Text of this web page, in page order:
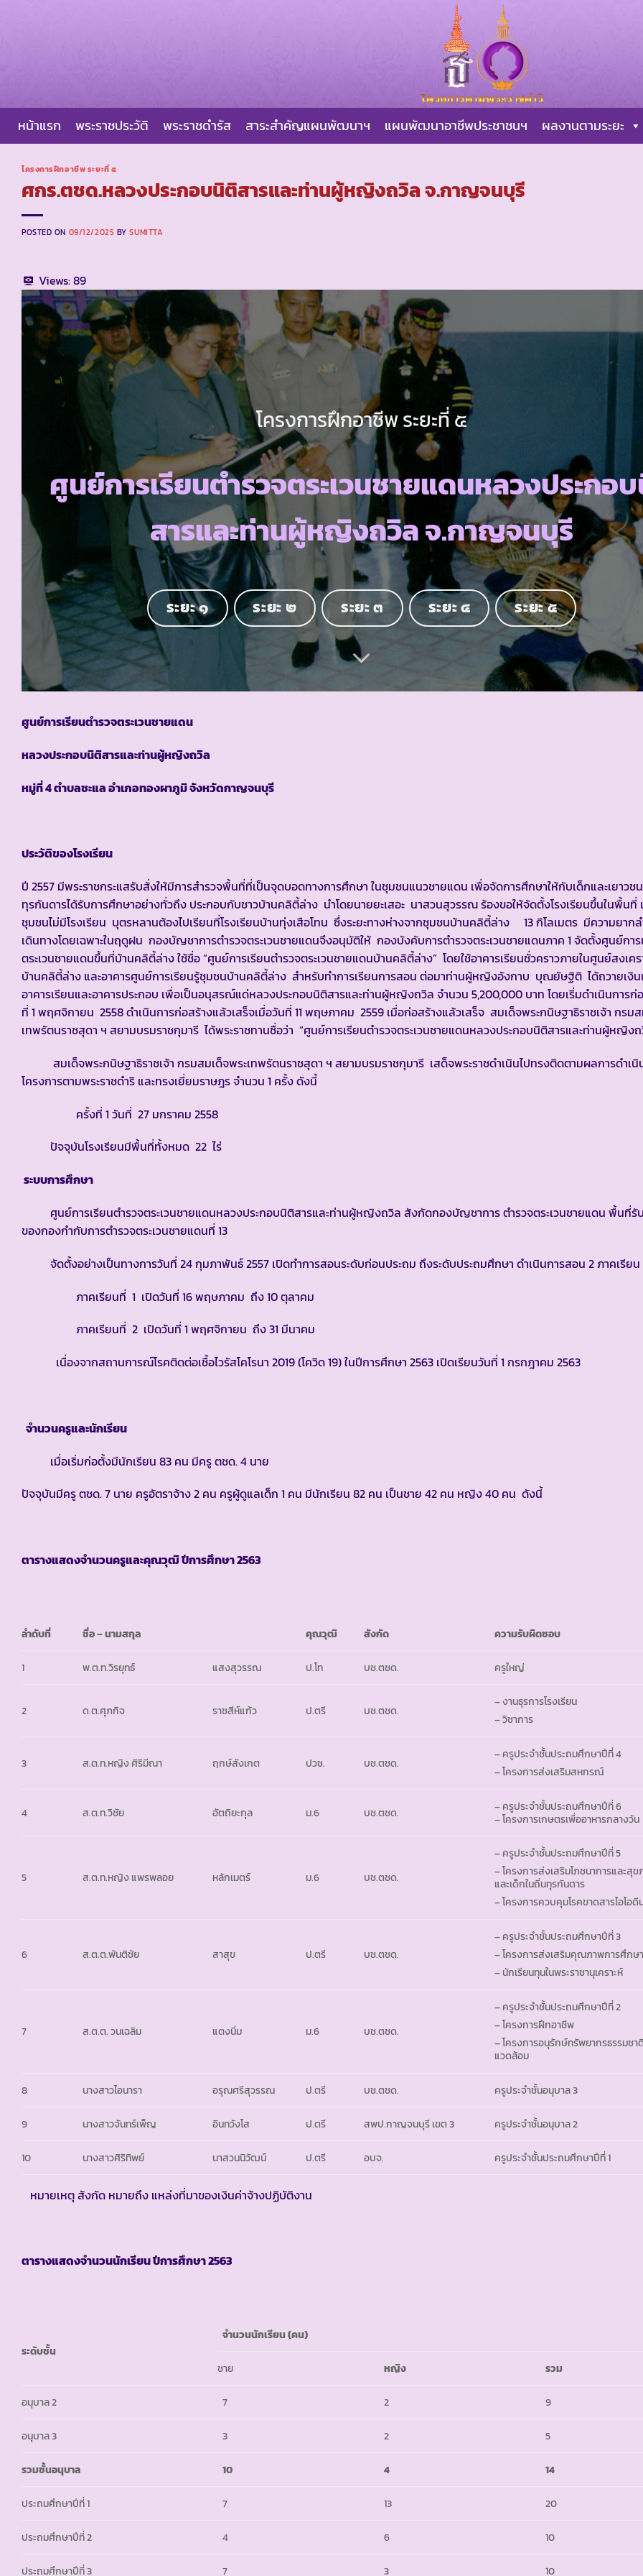
หน้าแรก พระราชประวัติ พระราชดำรัส สาระสำคัญแผนพัฒนาฯ แผนพัฒนาอาชีพประชาชนฯ ผลงานตามระยะ
โครงการฝึกอาชีพ ระยะที่ ๕
ศกร.ตชด.หลวงประกอบนิติสารและท่านผู้หญิงถวิล จ.กาญจนบุรี
POSTED ON 09/12/2025 BYSUMITTA
Views:89
โครงการฝึกอาชีพ ระยะที่ ๕
ศูนย์การเรียนตำรวจตระเวนชายแดนหลวงประกอ
สารและท่านผู้หญิงถวิล จ.กาญจนบุรี
ระยะ ๑ ระยะ ๒ ระยะ ๓ ระยะ ๔ ระยะ ๕
ศูนย์การเรียนตำรวจตระเวนชายแดน
หลวงประกอบนิติสารและท่านผู้หญิงถวิล
หมู่ที่ 4 ตำบลชะแล อำเภอทองผาภูมิ จังหวัดกาญจนบุรี
ประวัติของโรงเรียน
ปี 2557 มีพระราชกระแสรับสั่งให้มีการสำรวจพื้นที่ที่เป็นจุดบอดทางการศึกษา ในชุมชนแนวชายแดน เพื่อจัดการศึกษาให้กับเด็กและเยาวช
ทุรกันดารได้รับการศึกษาอย่างทั่วถึง ประกอบกับชาวบ้านคลิตี้ล่าง นำโดยนายยะเสอะ นาสวนสุวรรณ ร้องขอให้จัดตั้งโรงเรียนขึ้นในพื้นที่
ชุมชนไม่มีโรงเรียน บุตรหลานต้องไปเรียนที่โรงเรียนบ้านทุ่งเสือโทน ซึ่งระยะทางห่างจากชุมชนบ้านคลิตี้ล่าง 13 กิโลเมตร มีความยากล
เดินทางโดยเฉพาะในฤดูฝน กองบัญชาการตำรวจตระเวนชายแดนจึงอนุมัติให้ กองบังคับการตำรวจตระเวนชายแดนภาค 1 จัดตั้งศูนย์การ
ตระเวนชายแดนขึ้นที่บ้านคลิตี้ล่าง ใช้ชื่อ “ศูนย์การเรียนตำรวจตระเวนชายแดนบ้านคลิตี้ล่าง” โดยใช้อาคารเรียนชั่วคราวภายในศูนย์สงเคร
บ้านคลิตี้ล่าง และอาคารศูนย์การเรียนรู้ชุมชนบ้านคลิตี้ล่าง สำหรับทำการเรียนการสอน ต่อมาท่านผู้หญิงอังกาบ บุณยัษฐิติ ได้ถวายเงิ
อาคารเรียนและอาคารประกอบ เพื่อเป็นอนุสรณ์แด่หลวงประกอบนิติสารและท่านผู้หญิงถวิล จำนวน 5,200,000 บาท โดยเริ่มดำเนินการก่
ที่ 1 พฤศจิกายน 2558 ดำเนินการก่อสร้างแล้วเสร็จเมื่อวันที่ 11 พฤษภาคม 2559 เมื่อก่อสร้างแล้วเสร็จ สมเด็จพระกนิษฐาธิราชเจ้า กรม
เทพรัตนราชสุดา ฯ สยามบรมราชกุมารี ได้พระราชทานชื่อว่า “ศูนย์การเรียนตำรวจตระเวนชายแดนหลวงประกอบนิติสารและท่านผู้หญิง
สมเด็จพระกนิษฐาธิราชเจ้า กรมสมเด็จพระเทพรัตนราชสุดา ฯ สยามบรมราชกุมารี เสด็จพระราชดำเนินไปทรงติดตามผลการดำเนิ
โครงการตามพระราชดำริ และทรงเยี่ยมราษฎร จำนวน 1 ครั้ง ดังนี้
ครั้งที่ 1 วันที่ 27 มกราคม 2558
ปัจจุบันโรงเรียนมีพื้นที่ทั้งหมด 22 ไร่
ระบบการศึกษา
ศูนย์การเรียนตำรวจตระเวนชายแดนหลวงประกอบนิติสารและท่านผู้หญิงถวิล สังกัดกองบัญชาการ ตำรวจตระเวนชายแดน พื้นที่รั
ของกองกำกับการตำรวจตระเวนชายแดนที่ 13
จัดตั้งอย่างเป็นทางการวันที่ 24 กุมภาพันธ์ 2557 เปิดทำการสอนระดับก่อนประถม ถึงระดับประถมศึกษา ดำเนินการสอน 2 ภาคเรีย
ภาคเรียนที่ 1 เปิดวันที่ 16 พฤษภาคม ถึง 10 ตุลาคม
ภาคเรียนที่ 2 เปิดวันที่ 1 พฤศจิกายน ถึง 31 มีนาคม
เนื่องจากสถานการณ์โรคติดต่อเชื้อไวรัสโคโรนา 2019 (โควิด 19) ในปีการศึกษา 2563 เปิดเรียนวันที่ 1 กรกฎาคม 2563
จำนวนครูและนักเรียน
เมื่อเริ่มก่อตั้งมีนักเรียน 83 คน มีครู ตชด. 4 นาย
ปัจจุบันมีครู ตชด. 7 นาย ครูอัตราจ้าง 2 คน ครูผู้ดูแลเด็ก 1 คน มีนักเรียน 82 คน เป็นชาย 42 คน หญิง 40 คน ดังนี้
ตารางแสดงจำนวนครูและคุณวุฒิ ปีการศึกษา2563
ลำดับที่ ชื่อ – นามสกุล คุณวุฒิ สังกัด ความรับผิดชอบ
1 พ.ต.ท.วิรยุทธ์ แสงสุวรรณ ป.โท บช.ตชด. ครูใหญ่
2 ด.ต.ศุภกิจ ราชสีห์แก้ว ป.ตรี บช.ตชด.
– งานธุรการโรงเรียน
– วิชาการ
3 ส.ต.ท.หญิง ศิริมีณา ฤกษ์สังเกต ปวช. บช.ตชด.
– ครูประจำชั้นประถมศึกษาปีที่ 4
– โครงการส่งเสริมสหกรณ์
4 ส.ต.ท.วิชัย อัตถิยะกุล ม.6 บช.ตชด.
– ครูประจำชั้นประถมศึกษาปีที่ 6
– โครงการเกษตรเพื่ออาหารกลางวัน
5 ส.ต.ท.หญิง แพรพลอย หลักเมตร์ ม.6 บช.ตชด.
– ครูประจำชั้นประถมศึกษาปีที่ 5
– โครงการส่งเสริมโภชนาการและสุ
และเด็กในถิ่นทุรกันดาร
– โครงการควบคุมโรคขาดสารไอโอดี
6 ส.ต.ต.พันติชัย สาสุข ป.ตรี บช.ตชด.
– ครูประจำชั้นประถมศึกษาปีที่ 3
– โครงการส่งเสริมคุณภาพการศึกษา
– นักเรียนทุนในพระราชานุเคราะห์
7 ส.ต.ต. วนเฉลิม แตงนิ่ม ม.6 บช.ตชด.
– ครูประจำชั้นประถมศึกษาปีที่ 2
– โครงการฝึกอาชีพ
– โครงการอนุรักษ์ทรัพยากรธรรมชา
แวดล้อม
8 นางสาวไอนารา อรุณศรีสุวรรณ ป.ตรี บช.ตชด. ครูประจำชั้นอนุบาล 3
9 นางสาวจันทร์เพ็ญ อินทวังโส ป.ตรี สพป.กาญจนบุรี เขต 3 ครูประจำชั้นอนุบาล 2
10 นางสาวศิริทิพย์ นาสวนนิวัฒน์ ป.ตรี อบจ. ครูประจำชั้นประถมศึกษาปีที่ 1
หมายเหตุ สังกัด หมายถึง แหล่งที่มาของเงินค่าจ้างปฏิบัติงาน
ตารางแสดงจำนวนนักเรียน ปีการศึกษา2563
ระดับชั้น
จำนวนนักเรียน (คน)
ชาย หญิง รวม
อนุบาล 2 7 2 9
อนุบาล 3 3 2 5
รวมชั้นอนุบาล 10 4 14
ประถมศึกษาปีที่ 1 7 13 20
ประถมศึกษาปีที่ 2 4 6 10
ประถมศึกษาปีที่ 3 7 3 10